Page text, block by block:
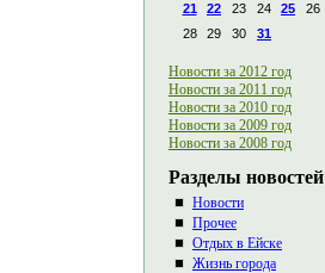
21
22 23 24 25 26
28
29 30 31
Новости за 2012 год
Новости за 2011 год
Новости за 2010 год
Новости за 2009 год
Новости за 2008 год
Разделы новостей
Новости
Прочее
Отдых в Ейске
Жизнь города